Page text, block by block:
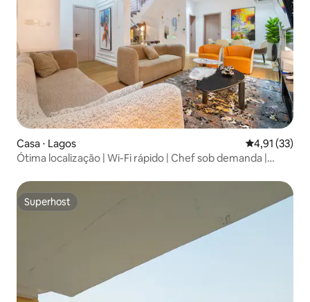
Casa ⋅ Lagos 4,91 de uma
4,91 (33)
Ótima localização | Wi-Fi rápido | Chef sob demanda |
Superhost
Superhost